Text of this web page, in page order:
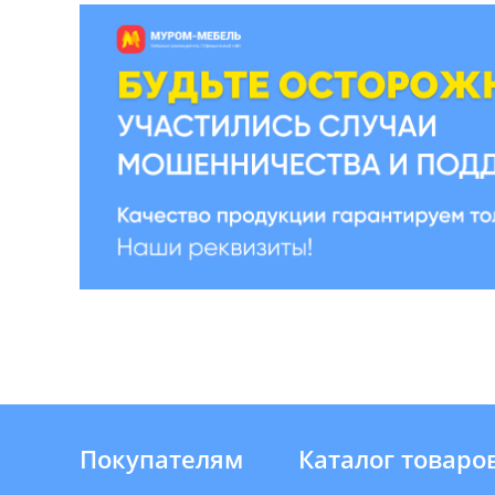
Покупателям Каталог